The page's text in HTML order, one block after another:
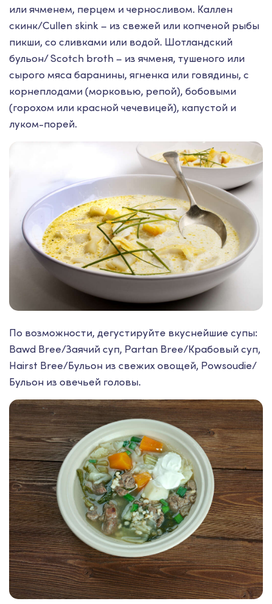
или ячменем, перцем и черносливом. Каллен
скинк/Cullen skink – из свежей или копченой рыбы
пикши, со сливками или водой. Шотландский
бульон/ Scotch broth – из ячменя, тушеного или
сырого мяса баранины, ягненка или говядины, с
корнеплодами (морковью, репой), бобовыми
(горохом или красной чечевицей), капустой и
луком-порей.
По возможности, дегустируйте вкуснейшие супы:
Bawd Bree/Заячий суп, Partan Bree/Крабовый суп,
Hairst Bree/Бульон из свежих овощей, Powsoudie/
Бульон из овечьей головы.